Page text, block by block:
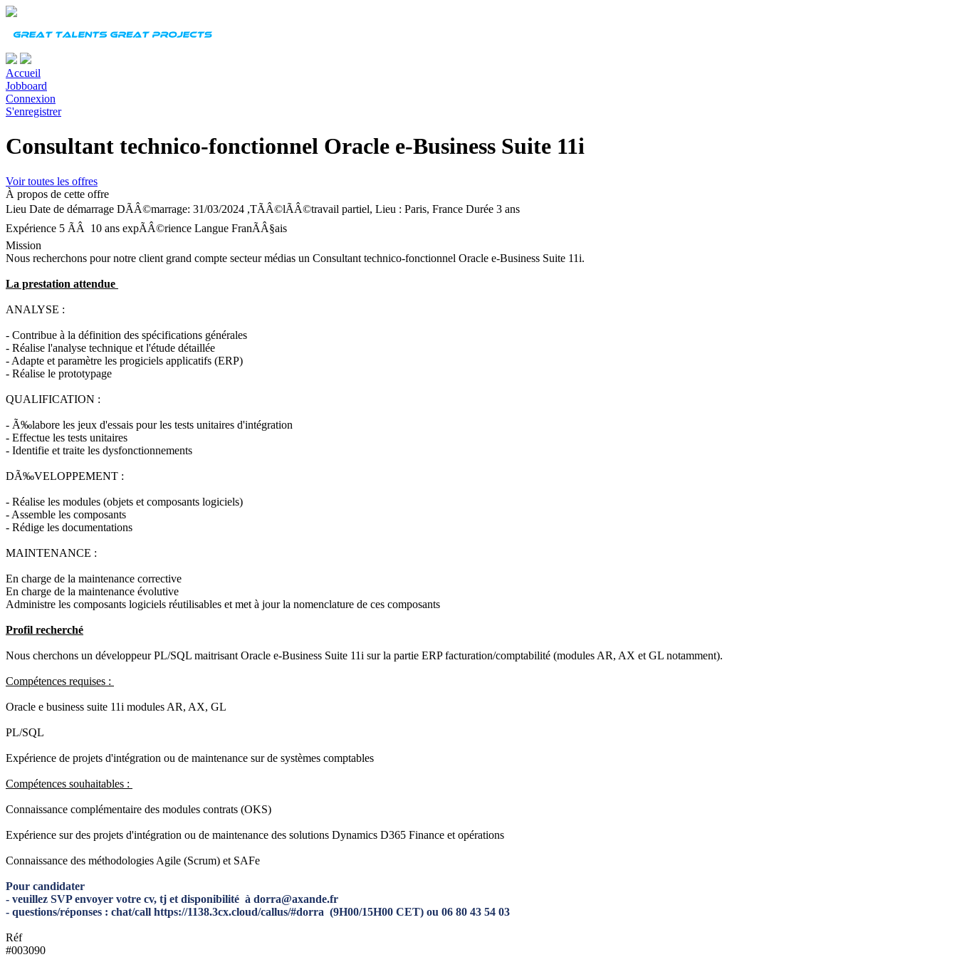
Accueil
Jobboard
Connexion
S'enregistrer
Consultant technico-fonctionnel Oracle e-Business Suite 11i
Voir toutes les offres
À propos de cette offre
Lieu Date de démarrage DÃÂ©marrage: 31/03/2024 ,TÃÂ©lÃÂ©travail partiel, Lieu : Paris, France Durée 3 ans
Expérience 5 ÃÂ 10 ans expÃÂ©rience Langue FranÃÂ§ais
Mission
Nous recherchons pour notre client grand compte secteur médias un Consultant technico-fonctionnel Oracle e-Business Suite 11i.
La prestation attendue
ANALYSE :
- Contribue à la définition des spécifications générales
- Réalise l'analyse technique et l'étude détaillée
- Adapte et paramètre les progiciels applicatifs (ERP)
- Réalise le prototypage
QUALIFICATION :
- Ã‰labore les jeux d'essais pour les tests unitaires d'intégration
- Effectue les tests unitaires
- Identifie et traite les dysfonctionnements
DÃ‰VELOPPEMENT :
- Réalise les modules (objets et composants logiciels)
- Assemble les composants
- Rédige les documentations
MAINTENANCE :
En charge de la maintenance corrective
En charge de la maintenance évolutive
Administre les composants logiciels réutilisables et met à jour la nomenclature de ces composants
Profil recherché
Nous cherchons un développeur PL/SQL maitrisant Oracle e-Business Suite 11i sur la partie ERP facturation/comptabilité (modules AR, AX et GL notamment).
Compétences requises :
Oracle e business suite 11i modules AR, AX, GL
PL/SQL
Expérience de projets d'intégration ou de maintenance sur de systèmes comptables
Compétences souhaitables :
Connaissance complémentaire des modules contrats (OKS)
Expérience sur des projets d'intégration ou de maintenance des solutions Dynamics D365 Finance et opérations
Connaissance des méthodologies Agile (Scrum) et SAFe
Pour candidater
- veuillez SVP envoyer votre cv, tj et disponibilité à dorra@axande.fr
- questions/réponses : chat/call https://1138.3cx.cloud/callus/#dorra (9H00/15H00 CET) ou 06 80 43 54 03
Réf
#003090